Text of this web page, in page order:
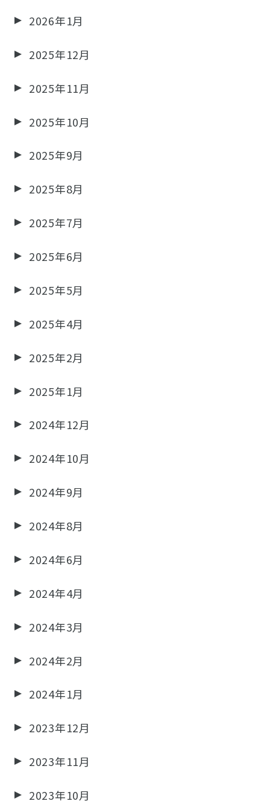
2026年1月
2025年12月
2025年11月
2025年10月
2025年9月
2025年8月
2025年7月
2025年6月
2025年5月
2025年4月
2025年2月
2025年1月
2024年12月
2024年10月
2024年9月
2024年8月
2024年6月
2024年4月
2024年3月
2024年2月
2024年1月
2023年12月
2023年11月
2023年10月